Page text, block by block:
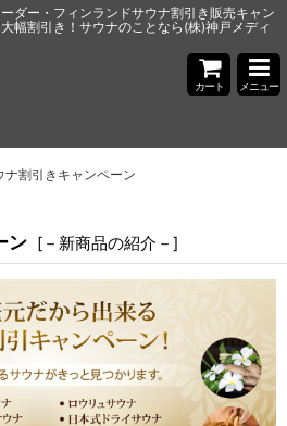
ダー・フィンランドサウナ割引き販売キャン
幅割引き！サウナのことなら(株)神戸メディ
カート メニュー
ナ割引きキャンペーン
ン [ －新商品の紹介－ ]